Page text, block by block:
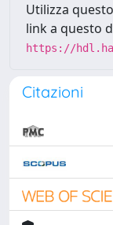
Utilizza
link a questo
https://
Citazioni